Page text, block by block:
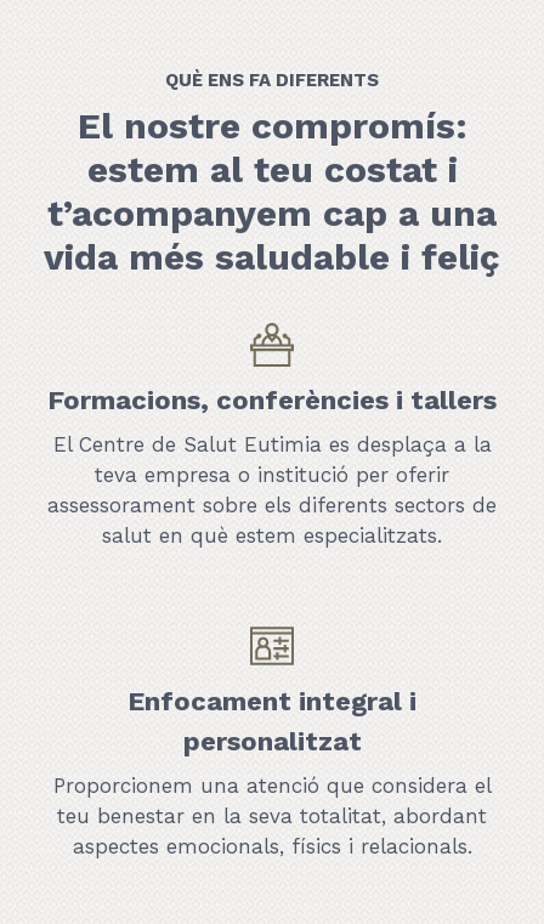
QUÈ ENS FA DIFERENTS
El nostre compromís:
estem al teu costat i
t’acompanyem cap a una
vida més saludable i feliç
Formacions, conferències i tallers
El Centre de Salut Eutimia es desplaça a la
teva empresa o institució per oferir
assessorament sobre els diferents sectors de
salut en què estem especialitzats.
Enfocament integral i
personalitzat
Proporcionem una atenció que considera el
teu benestar en la seva totalitat, abordant
aspectes emocionals, físics i relacionals.